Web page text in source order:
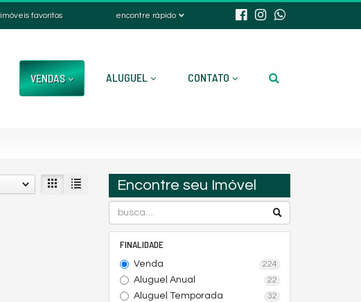
encontre rápido
imóveis favoritos
VENDAS ALUGUEL CONTATO
Encontre seu Imóvel
FINALIDADE
Venda 224
Aluguel Anual 22
Aluguel Temporada 32